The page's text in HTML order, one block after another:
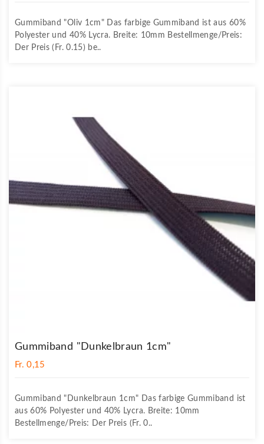
Gummiband "Oliv 1cm" Das farbige Gummiband ist aus 60%
Polyester und 40% Lycra. Breite: 10mm Bestellmenge/Preis:
Der Preis (Fr. 0.15) be..
Gummiband "Dunkelbraun 1cm"
Fr. 0,15
Gummiband "Dunkelbraun 1cm" Das farbige Gummiband ist
aus 60% Polyester und 40% Lycra. Breite: 10mm
Bestellmenge/Preis: Der Preis (Fr. 0..